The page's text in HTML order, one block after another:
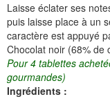
Laisse éclater ses
puis laisse place à un
caractère est appuyé
Chocolat noir (68% de
Pour 4 tablettes
gourmandes)
Ingrédients :